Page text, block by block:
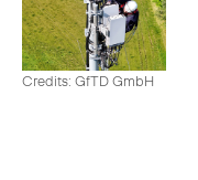
Credits: GfTD GmbH